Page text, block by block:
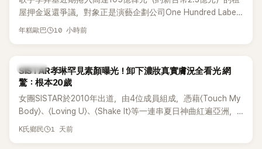
屋押金返還爭議，對象正是演藝企劃公司One Hundred Label
代表車佳媛(차가원)。如今事件再掀風波，YouTuber李鎮浩公開
年糕歐巴 10 小時前
K-POP
SISTAR孝琳罕見素顏曝光！卸下濃妝真實膚況全看光 網
驚：根本20歲
女團SISTAR於2010年出道，由4位成員組成，憑藉〈Touch My
Body〉、〈Loving U〉、〈Shake It〉等一連串夏日神曲紅遍亞洲，
獲封「夏日女王」。不過，團體在出道滿7年後宣布解散，成員各
K氏鄉民 1 天前